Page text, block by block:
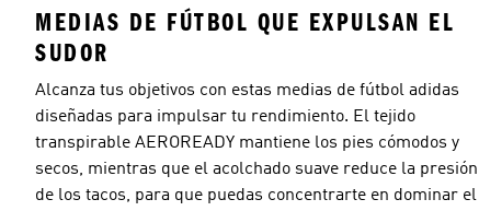
MEDIAS DE FÚTBOL QUE EXPULSAN EL
SUDOR
Alcanza tus objetivos con estas medias de fútbol adidas
diseñadas para impulsar tu rendimiento. El tejido
transpirable AEROREADY mantiene los pies cómodos y
secos, mientras que el acolchado suave reduce la presión
de los tacos, para que puedas concentrarte en dominar el